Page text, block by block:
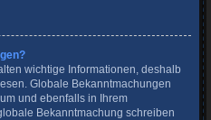
wichtige Informationen, deshalb
Globale Bekanntmachungen
und ebenfalls in Ihrem
Bekanntmachung schreiben